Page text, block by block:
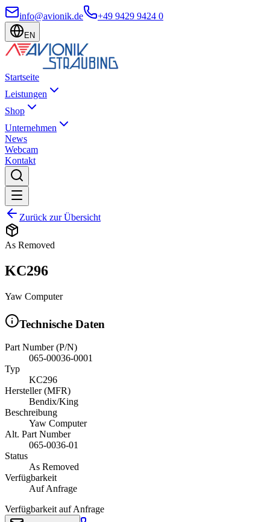
info@avionik.de +49 9429 9424 0
EN
Startseite
Leistungen
Shop
Unternehmen
News
Webcam
Kontakt
Zurück zur Übersicht
As Removed
KC296
Yaw Computer
Technische Daten
Part Number (P/N)
065-00036-0001
Typ
KC296
Hersteller (MFR)
Bendix/King
Beschreibung
Yaw Computer
Alt. Part Number
065-0036-01
Status
As Removed
Verfügbarkeit
Auf Anfrage
Verfügbarkeit auf Anfrage